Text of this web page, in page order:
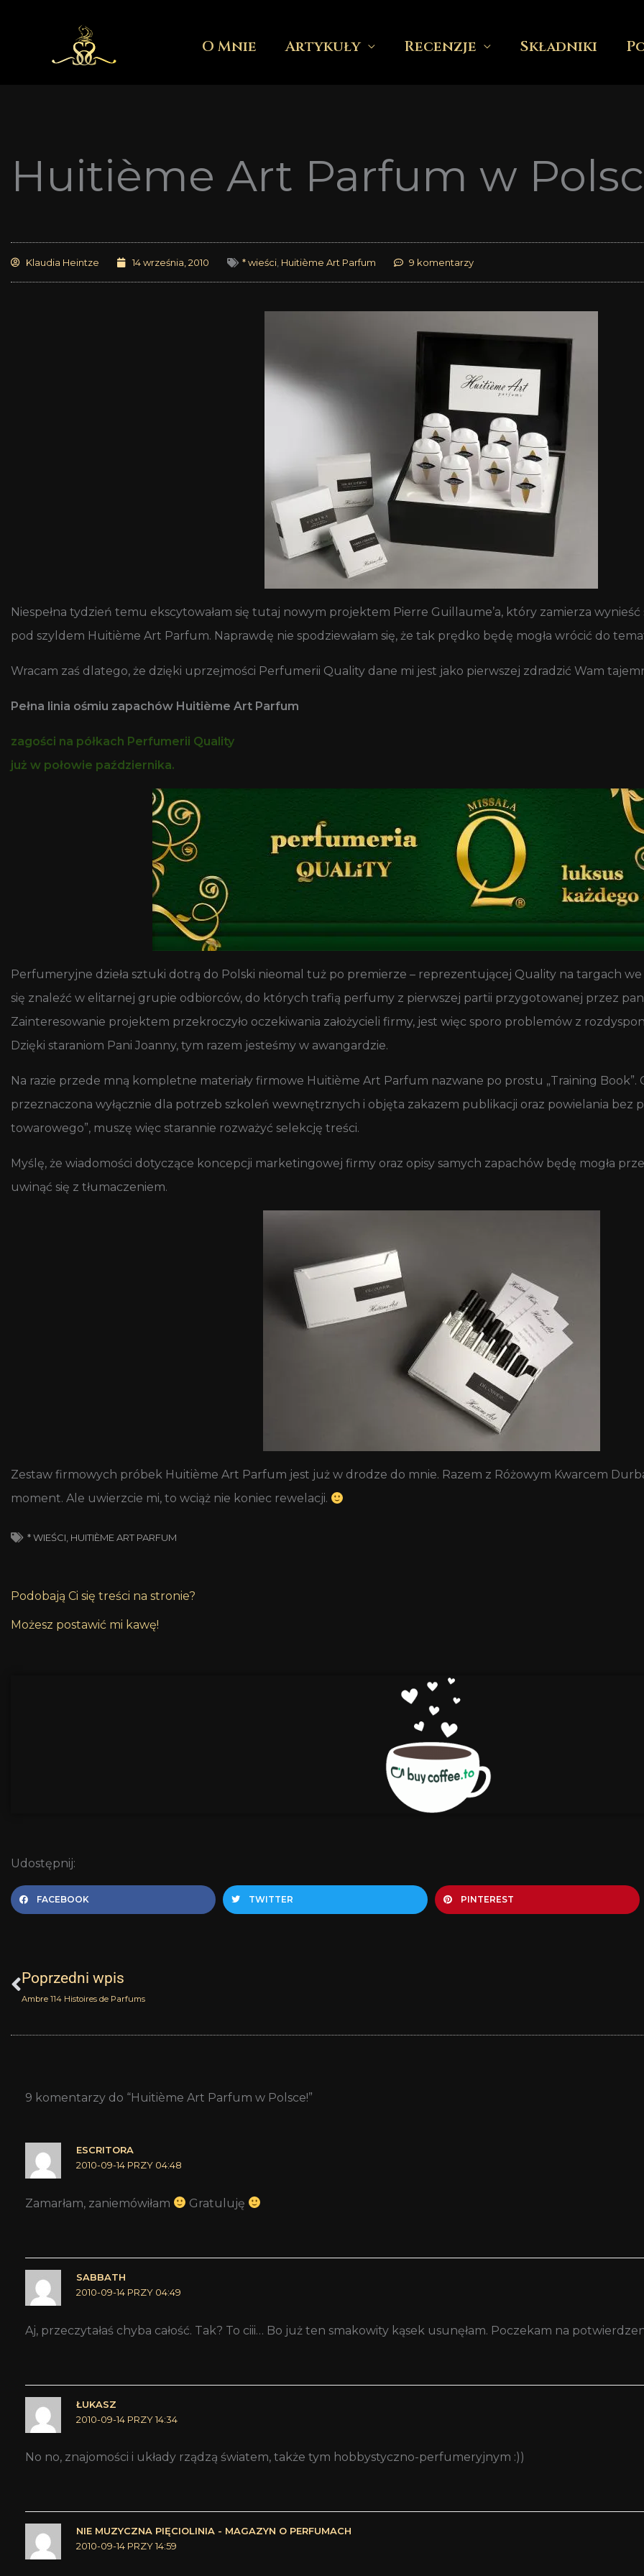
O Mnie Artykuły Recenzje Składniki
Huitième Art Parfum w
Klaudia Heintze 14 września, 2010 * wieści Huitième Art Parfum 9 komentarzy
Niespełna tydzień temu ekscytowałam się tutaj nowym projektem Pierre Guillaume’a, który zamierza
pod szyldem Huitième Art Parfum. Naprawdę nie spodziewałam się, że tak prędko będę mogła wrócić do
Wracam zaś dlatego, że dzięki uprzejmości Perfumerii Quality dane mi jest jako pierwszej zdradzić Wam
Pełna linia ośmiu zapachów Huitième Art Parfum
zagości na półkach Perfumerii Quality
już w połowie października.
Perfumeryjne dzieła sztuki dotrą do Polski nieomal tuż po premierze – reprezentującej Quality na targach we
się znaleźć w elitarnej grupie odbiorców, do których trafią perfumy z pierwszej partii przygotowanej przez
Zainteresowanie projektem przekroczyło oczekiwania założycieli firmy, jest więc sporo problemów z
Dzięki staraniom Pani Joanny, tym razem jesteśmy w awangardzie.
Na razie przede mną kompletne materiały firmowe Huitième Art Parfum nazwane po prostu „Training Book”.
przeznaczona wyłącznie dla potrzeb szkoleń wewnętrznych i objęta zakazem publikacji oraz powielania bez
towarowego”, muszę więc starannie rozważyć selekcję treści.
Myślę, że wiadomości dotyczące koncepcji marketingowej firmy oraz opisy samych zapachów będę mogła
uwinąć się z tłumaczeniem.
Zestaw firmowych próbek Huitième Art Parfum jest już w drodze do mnie. Razem z Różowym Kwarcem
moment. Ale uwierzcie mi, to wciąż nie koniec rewelacji.
* WIEŚCI HUITIÈME ART PARFUM
Podobają Ci się treści na stronie?
Możesz postawić mi kawę!
Udostępnij:
FACEBOOK TWITTER PINTEREST
Poprzedni wpis
Ambre 114 Histoires de Parfums
9 komentarzy do “Huitième Art Parfum w Polsce!”
ESCRITORA
2010-09-14 PRZY 04:48
Zamarłam, zaniemówiłam Gratuluję
SABBATH
2010-09-14 PRZY 04:49
Aj, przeczytałaś chyba całość. Tak? To ciii… Bo już ten smakowity kąsek usunęłam. Poczekam na
ŁUKASZ
2010-09-14 PRZY 14:34
No no, znajomości i układy rządzą światem, także tym hobbystyczno-perfumeryjnym :))
NIE MUZYCZNA PIĘCIOLINIA - MAGAZYN O PERFUMACH
2010-09-14 PRZY 14:59